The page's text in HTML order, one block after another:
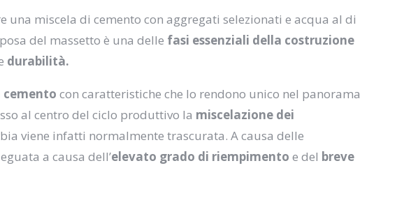
una miscela di cemento con aggregati selezionati e acqua al di
del massetto è una delle fasi essenziali della costruzione
durabilità.
cemento con caratteristiche che lo rendono unico nel panorama
al centro del ciclo produttivo la miscelazione dei
viene infatti normalmente trascurata. A causa delle
a causa dell’elevato grado di riempimento e del breve